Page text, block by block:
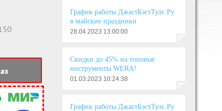
График работы ДжастБэстТулс.Ру
в майские праздники
28.04.2023 13:00:00
Скидки до 45% на топовые
инструменты WERA!
01.03.2023 10:24:38
График работы ДжастБэстТулс.Ру